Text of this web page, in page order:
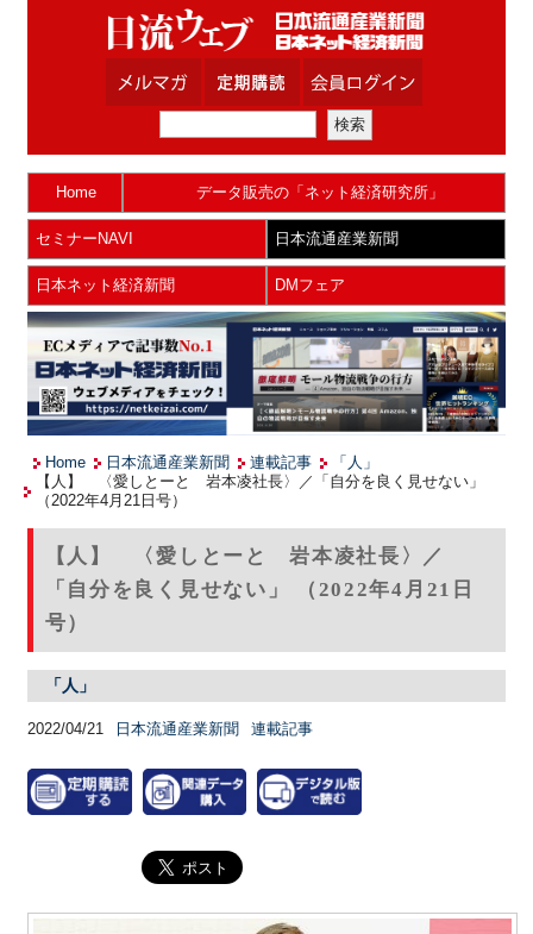
Home データ販売の「ネット経済研究所」
セミナーNAVI 日本流通産業新聞
日本ネット経済新聞 DMフェア
Home 日本流通産業新聞 連載記事
「人」
【人】 〈愛しとーと 岩本凌社長〉／「自分を良く見せない」
（2022年4月21日号）
【人】 〈愛しとーと 岩本凌社長〉／
「自分を良く見せない」 （2022年4月21日
号）
「人」
2022/04/21 日本流通産業新聞 連載記事